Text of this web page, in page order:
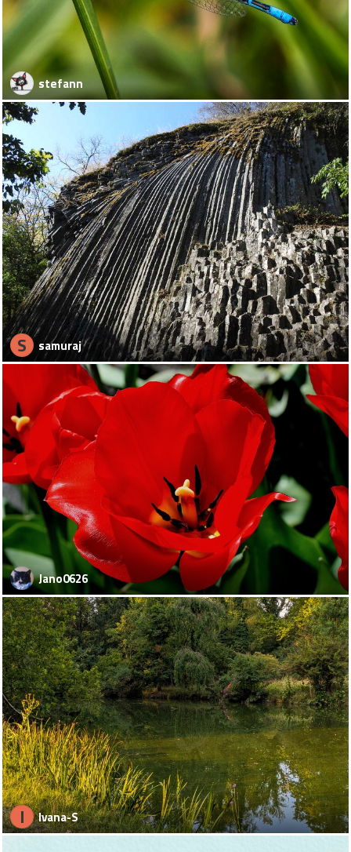
stefann
S samuraj
Jano0626
I Ivana-S